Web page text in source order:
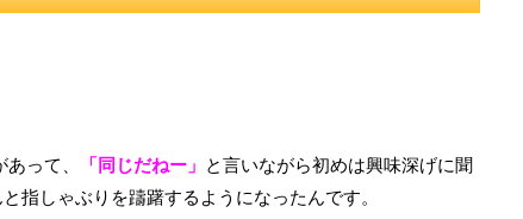
って、 「同じだねー」 と言いながら初めは興味深げに聞
指しゃぶりを躊躇するようになったんです。